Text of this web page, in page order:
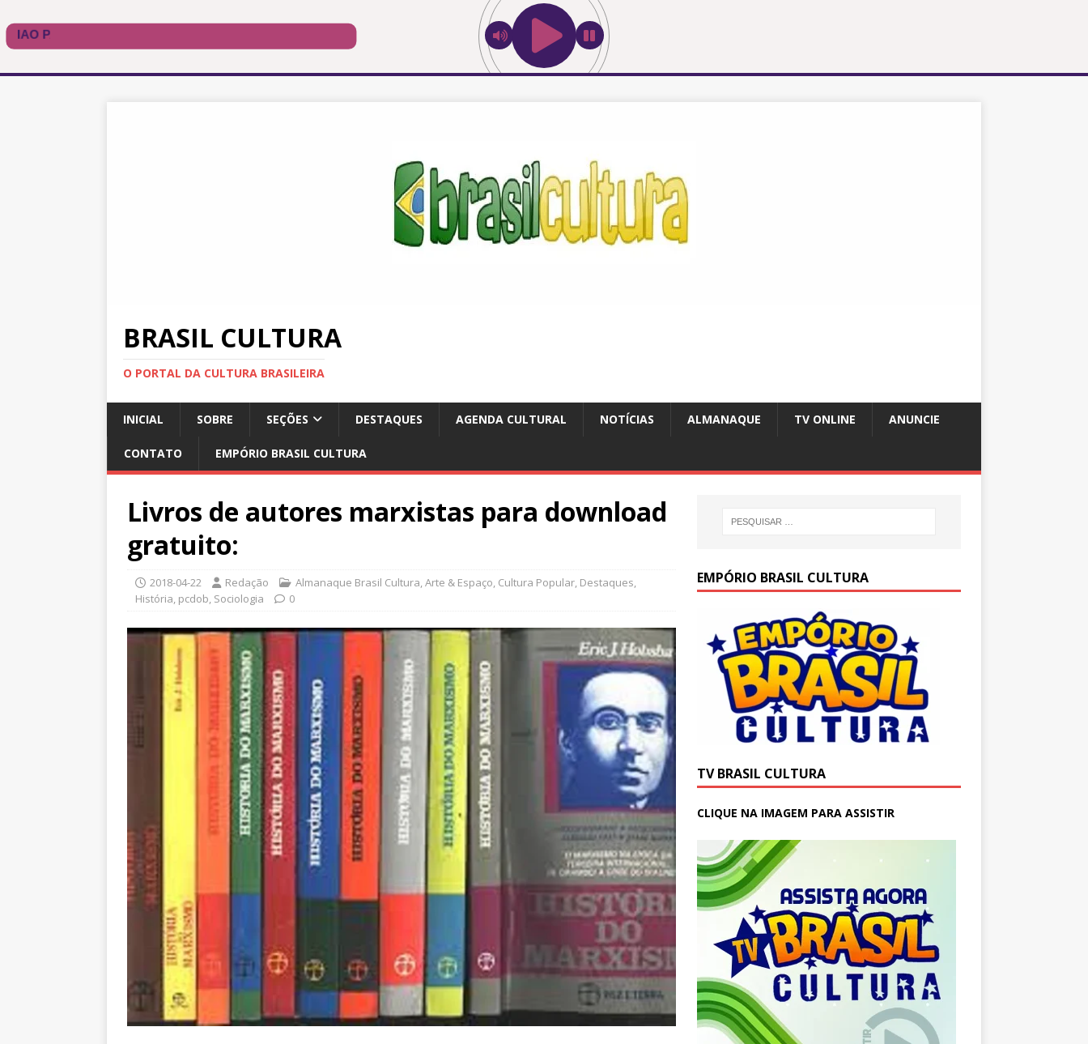
BRASIL CULTURA
O PORTAL DA CULTURA BRASILEIRA
INICIAL SOBRE SEÇÕES DESTAQUES AGENDA CULTURAL NOTÍCIAS ALMANAQUE TV ONLINE ANUNCIE
CONTATO EMPÓRIO BRASIL CULTURA
Livros de autores marxistas para download
gratuito:
2018-04-22 Redação Almanaque Brasil Cultura,Arte & Espaço, Cultura Popular, Destaques,
História, pcdob, Sociologia 0
EMPÓRIO BRASIL CULTURA
TV BRASIL CULTURA
CLIQUE NA IMAGEM PARA ASSISTIR